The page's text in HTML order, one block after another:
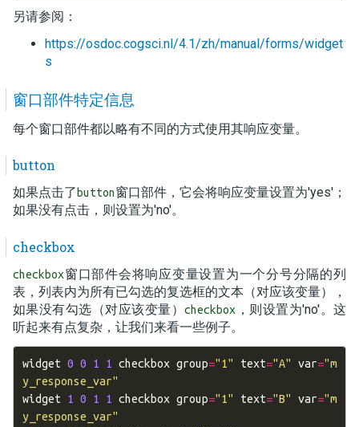
另请参阅：
https://osdoc.cogsci.nl/4.1/zh/manual/forms/widget
s
窗口部件特定信息
每个窗口部件都以略有不同的方式使用其响应变量。
button
如果点击了button窗口部件，它会将响应变量设置为'yes'；
如果没有点击，则设置为'no'。
checkbox
checkbox窗口部件会将响应变量设置为一个分号分隔的列
表，列表内为所有已勾选的复选框的文本（对应该变量），
如果没有勾选（对应该变量）checkbox ，则设置为'no'。这
听起来有点复杂，让我们来看一些例子。
widget 0 0 1 1 checkbox group="1" text="A" var="m
y_response_var"
widget
1 0 1 1 checkbox group="1" text="B" var="m
y_response_var"